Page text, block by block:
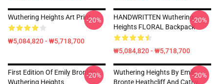
Wuthering Heights Art Print
₩5,084,820 - ₩5,718,700
-20%
HANDWRITTEN Wuthering
Heights FLORAL Backpack
₩5,084,820 - ₩5,718,700
-20%
First Edition Of Emily Brontë's
Wuthering Heights
-20%
Wuthering Heights By Emily
Bronte Heathcliff And Cathy
-20%